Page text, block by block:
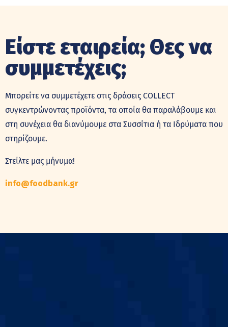
Είστε εταιρεία; Θες να
συμμετέχεις;
Μπορείτε να συμμετέχετε στις δράσεις COLLECT
συγκεντρώνοντας προϊόντα, τα οποία θα παραλάβουμε και
στη συνέχεια θα διανύμουμε στα Συσσίτια ή τα Ιδρύματα που
στηρίζουμε.
Στείλτε μας μήνυμα!
info@foodbank.gr